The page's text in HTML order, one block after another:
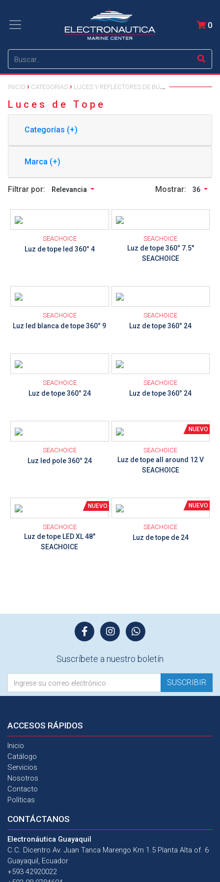
0
INICIO CATEGORÍAS LUCES Y REFLECTORES DE BÚSQUEDA MARINOS
Luces de Tope
Categorías (+)
Marca (+)
Filtrar por: Relevancia Mostrar: 36
Ver detalle
SEACHOICE
Luz de tope led 360° 4
Ver detalle
SEACHOICE
Luz de tope 360° 7.5"
SEACHOICE
Ver detalle
SEACHOICE
Luz led blanca de tope 360° 9
Ver detalle
SEACHOICE
Luz de tope 360° 24
Ver detalle
SEACHOICE
Luz de tope 360° 24
Ver detalle
SEACHOICE
Luz de tope 360° 24
Ver detalle
SEACHOICE
Luz led pole 360° 24
Ver detalle
SEACHOICE
Luz de tope all around 12 V
SEACHOICE
Ver detalle
SEACHOICE
Luz de tope LED XL 48"
SEACHOICE
Ver detalle
SEACHOICE
Luz de tope de 24
Suscríbete a nuestro boletín
SUSCRIBIR
ACCESOS RÁPIDOS
Inicio
Catálogo
Servicios
Nosotros
Contacto
Políticas
CONTÁCTANOS
Electronáutica Guayaquil
C.C. Dicentro Av. Juan Tanca Marengo Km 1.5 Planta Alta of. 6
Guayaquil, Ecuador
+593 42920022